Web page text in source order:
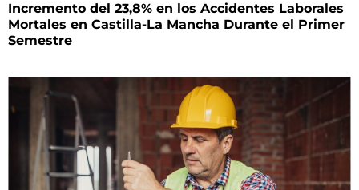
Incremento del 23,8% en los Accidentes Laborales
Mortales en Castilla-La Mancha Durante el Primer
Semestre